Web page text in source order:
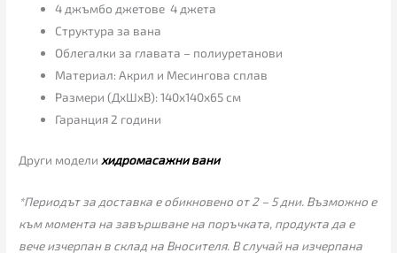
4 джъмбо джетове 4 джета
Структура за вана
Облегалки за главата – полиуретанови
Материал: Акрил и Месингова сплав
Размери (ДxШxВ): 140x140x65 см
Гаранция 2 години
Други модели хидромасажни вани
*Периодът за доставка е обикновено от 2 – 5 дни. Възможно е
към момента на завършване на поръчката, продукта да е
вече изчерпан в склад на Вносителя. В случай на изчерпана